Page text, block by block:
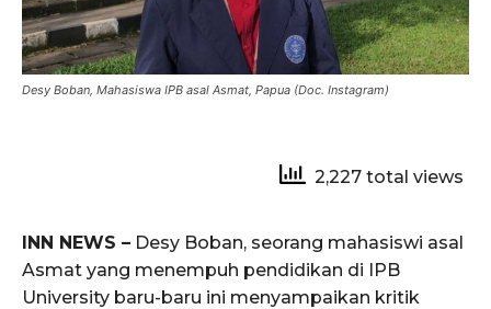
Desy Boban, Mahasiswa IPB asal Asmat, Papua (Doc. Instagram)
2,227 total views
INN NEWS – Desy Boban, seorang mahasiswi asal
Asmat yang menempuh pendidikan di IPB
University baru-baru ini menyampaikan kritik